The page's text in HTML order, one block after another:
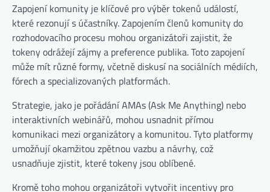
Zapojení komunity je klíčové pro výběr tokenů událostí,
které rezonují s účastníky. Zapojením členů komunity do
rozhodovacího procesu mohou organizátoři zajistit, že
tokeny odrážejí zájmy a preference publika. Toto zapojení
může mít různé formy, včetně diskusí na sociálních médiích,
fórech a specializovaných platformách.
Strategie, jako je pořádání AMAs (Ask Me Anything) nebo
interaktivních webinářů, mohou usnadnit přímou
komunikaci mezi organizátory a komunitou. Tyto platformy
umožňují okamžitou zpětnou vazbu a návrhy, což
usnadňuje zjistit, které tokeny jsou oblíbené.
Kromě toho mohou organizátoři vytvořit incentivy pro